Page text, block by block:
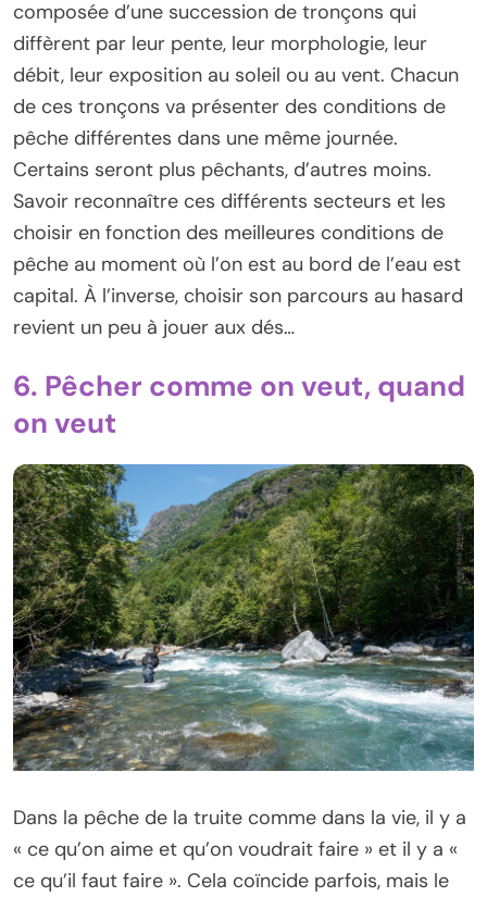
composée d’une succession de tronçons qui
diffèrent par leur pente, leur morphologie, leur
débit, leur exposition au soleil ou au vent. Chacun
de ces tronçons va présenter des conditions de
pêche différentes dans une même journée.
Certains seront plus pêchants, d’autres moins.
Savoir reconnaître ces différents secteurs et les
choisir en fonction des meilleures conditions de
pêche au moment où l’on est au bord de l’eau est
capital. À l’inverse, choisir son parcours au hasard
revient un peu à jouer aux dés…
6. Pêcher comme on veut, quand
on veut
Dans la pêche de la truite comme dans la vie, il y a
« ce qu’on aime et qu’on voudrait faire » et il y a «
ce qu’il faut faire ». Cela coïncide parfois, mais le